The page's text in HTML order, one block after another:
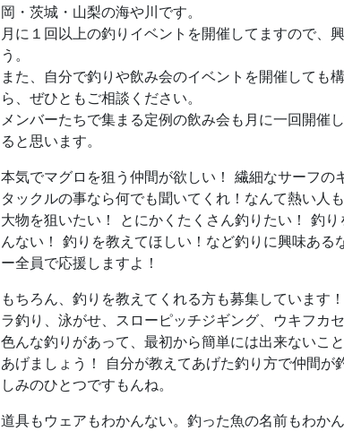
岡・茨城・山梨の海や川です。
月に１回以上の釣りイベントを開催してますので、
う。
また、自分で釣りや飲み会のイベントを開催しても
ら、ぜひともご相談ください。
メンバーたちで集まる定例の飲み会も月に一回開催
ると思います。
本気でマグロを狙う仲間が欲しい！ 繊細なサーフの
タックルの事なら何でも聞いてくれ！なんて熱い人も
大物を狙いたい！ とにかくたくさん釣りたい！ 釣
んない！ 釣りを教えてほしい！など釣りに興味あ
ー全員で応援しますよ！
もちろん、釣りを教えてくれる方も募集しています
ラ釣り、泳がせ、スローピッチジギング、ウキフカ
色んな釣りがあって、最初から簡単には出来ないこ
あげましょう！ 自分が教えてあげた釣り方で仲間
しみのひとつですもんね。
道具もウェアもわかんない。釣った魚の名前もわか